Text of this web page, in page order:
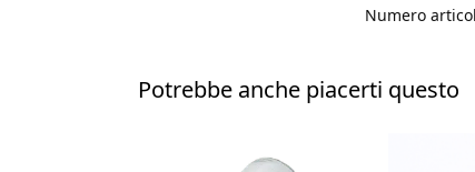
Numero
Potrebbe anche piacerti questo